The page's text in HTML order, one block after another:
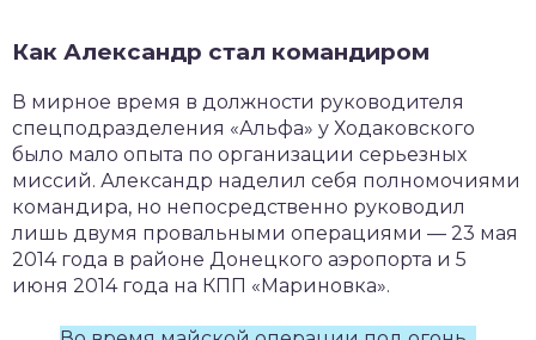
Как Александр стал командиром
В мирное время в должности руководителя
спецподразделения «Альфа» у Ходаковского
было мало опыта по организации серьезных
миссий. Александр наделил себя полномочиями
командира, но непосредственно руководил
лишь двумя провальными операциями — 23 мая
2014 года в районе Донецкого аэропорта и 5
июня 2014 года на КПП «Мариновка».